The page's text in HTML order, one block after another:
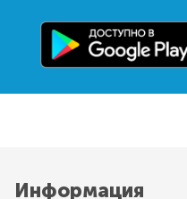
Информация